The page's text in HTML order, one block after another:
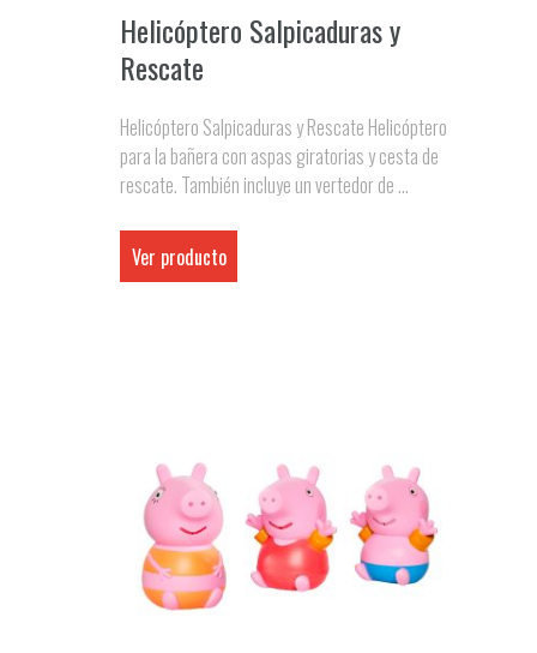
Helicóptero Salpicaduras y
Rescate
Helicóptero Salpicaduras y Rescate Helicóptero
para la bañera con aspas giratorias y cesta de
rescate. También incluye un vertedor de ...
Ver producto